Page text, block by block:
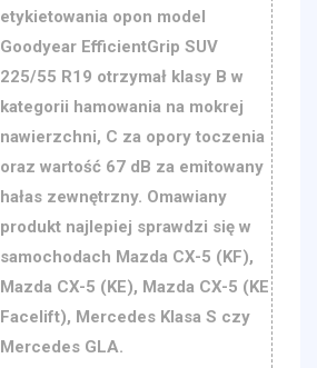
etykietowania opon model
Goodyear EfficientGrip SUV
225/55 R19 otrzymał klasy B w
kategorii hamowania na mokrej
nawierzchni, C za opory toczenia
oraz wartość 67 dB za emitowany
hałas zewnętrzny. Omawiany
produkt najlepiej sprawdzi się w
samochodach Mazda CX-5 (KF),
Mazda CX-5 (KE), Mazda CX-5 (KE
Facelift), Mercedes Klasa S czy
Mercedes GLA.